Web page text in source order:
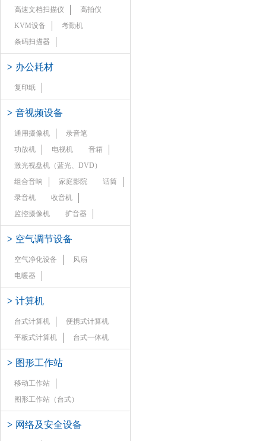
高速文档扫描仪
高拍仪
KVM设备
考勤机
条码扫描器
> 办公耗材
复印纸
> 音视频设备
通用摄像机
录音笔
功放机
电视机
音箱
激光视盘机（蓝光、DVD）
组合音响
家庭影院
话筒
录音机
收音机
监控摄像机
扩音器
> 空气调节设备
空气净化设备
风扇
电暖器
> 计算机
台式计算机
便携式计算机
平板式计算机
台式一体机
> 图形工作站
移动工作站
图形工作站（台式）
> 网络及安全设备